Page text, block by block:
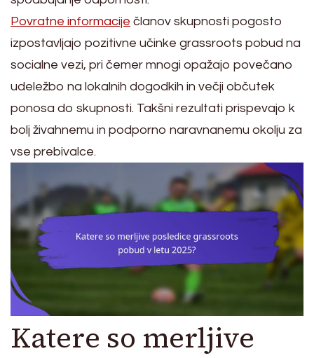
Povratne informacije članov skupnosti pogosto
izpostavljajo pozitivne učinke grassroots pobud na
socialne vezi, pri čemer mnogi opažajo povečano
udeležbo na lokalnih dogodkih in večji občutek
ponosa do skupnosti. Takšni rezultati prispevajo k
bolj živahnemu in podporno naravnanemu okolju za
vse prebivalce.
Katere so merljive